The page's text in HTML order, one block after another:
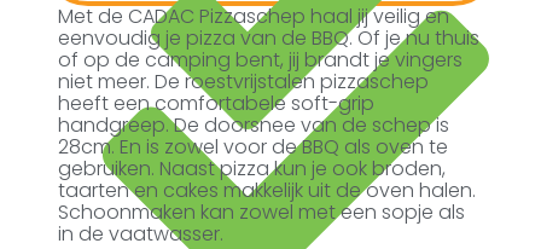
Met de CADAC Pizzaschep haal jij veilig en
eenvoudig je pizza van de BBQ. Of je nu thuis
of op de camping bent, jij brandt je vingers
niet meer. De roestvrijstalen pizzaschep
heeft een comfortabele soft-grip
handgreep. De doorsnee van de schep is
28cm. En is zowel voor de BBQ als oven te
gebruiken. Naast pizza kun je ook broden,
taarten en cakes makkelijk uit de oven halen.
Schoonmaken kan zowel met een sopje als
in de vaatwasser.